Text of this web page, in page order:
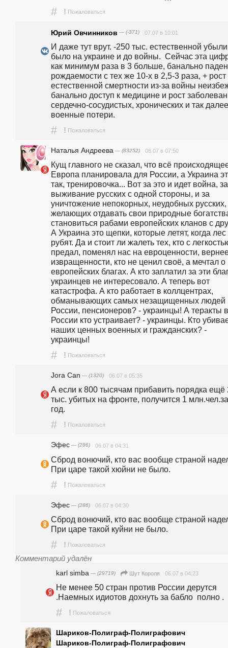
# ! Пожаловаться
Юрий Овчинников — (-371) 07.07 в 10:01
И даже тут врут. -250 тыс. естественной убыли
было на украине и до войны.  Сейчас эта
как минимум раза в 3 больше, банально
рождаемости с тех же 10-х в 2,5-3 раза, + рост
естественной смертности из-за войны
банально доступ к медицине и рост
сердечно-сосудистых, хронических и так
военные потери.
# ! Пожаловаться
Наталья Андреева — (83252) 06.07 в 07:50
Кущ главного не сказал, что всё
Европа планировала для России, а Украина
так, тренировочка... Вот за это и идет война, за
выживание русских с одной стороны, и за
уничтожение непокорных, неудобных
желающих отдавать свои природные
становиться рабами европейских кланов с
А Украина это щепки, которые летят, когда лес
рубят. Да и стоит ли жалеть тех, кто с
предал, поменял нас на евроценности,
извращенности, кто не ценил своё, а мечтал о
европейских благах. А кто заплатил за эти
украинцев не интересовало. А теперь вот
катастрофа. А кто работает в коллцентрах,
обманывающих самых незащищенных людей
России, пенсионеров? - украинцы! А теракты в
России кто устраивает? - украинцы. Кто
наших ценных военных и гражданских? -
украинцы!
# ! Пожаловаться
Jora Can — (1320) 06.07 в 05:35
А если к 800 тысячам прибавить порядка ещё
тыс. убитых на фронте, получится 1 млн.чел.за
год.
# ! Пожаловаться
Эфес — (286) 06.07 в 04:31
Сброд вонючий, кто вас вообще страной
При царе такой хюйни не было.
# ! Пожаловаться
Эфес — (286) 06.07 в 04:30
Сброд вонючий, кто вас вообще страной
При царе такой куйни не было.
# ! Пожаловаться
Комментарий удалён
karl simba — (29719) Шут Короля 06.07 в 04:23
Не менее 50 стран против России дерутся
.Наемных идиотов дохнуть за бабло  полно .
# ! Пожаловаться
Шариков-Полиграф-Полиграфович
Шариков-Полиграф-Полиграфович